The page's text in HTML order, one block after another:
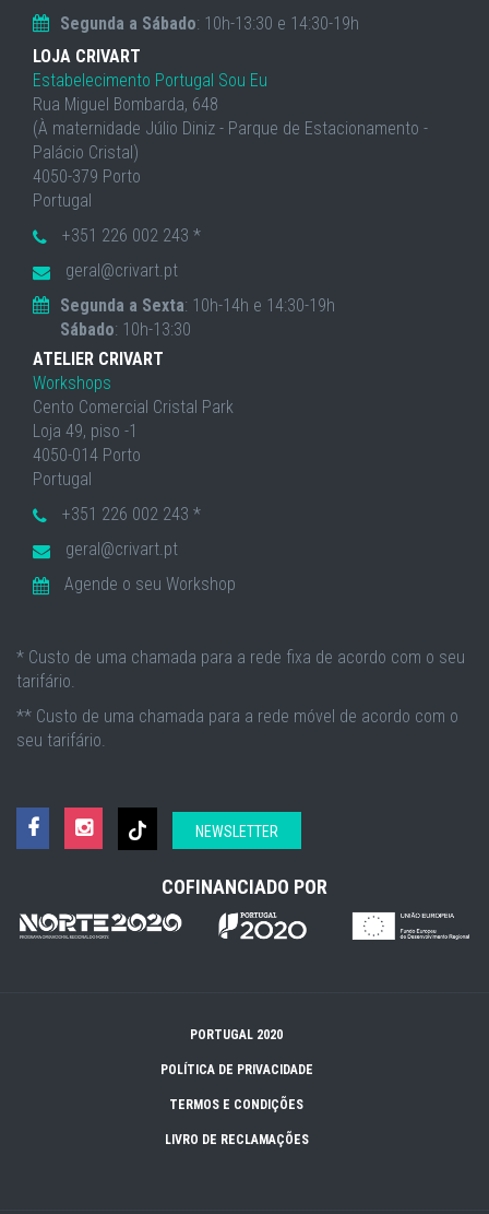
Segunda a Sábado: 10h-13:30 e 14:30-19h
LOJA CRIVART
Estabelecimento Portugal Sou Eu
Rua Miguel Bombarda, 648
(À maternidade Júlio Diniz - Parque de Estacionamento -
Palácio Cristal)
4050-379 Porto
Portugal
+351 226 002 243 *
geral@crivart.pt
Segunda a Sexta: 10h-14h e 14:30-19h
Sábado: 10h-13:30
ATELIER CRIVART
Workshops
Cento Comercial Cristal Park
Loja 49, piso -1
4050-014 Porto
Portugal
+351 226 002 243 *
geral@crivart.pt
Agende o seu Workshop
* Custo de uma chamada para a rede fixa de acordo com o seu
tarifário.
** Custo de uma chamada para a rede móvel de acordo com o
seu tarifário.
NEWSLETTER
COFINANCIADO POR
PORTUGAL 2020
POLÍTICA DE PRIVACIDADE
TERMOS E CONDIÇÕES
LIVRO DE RECLAMAÇÕES